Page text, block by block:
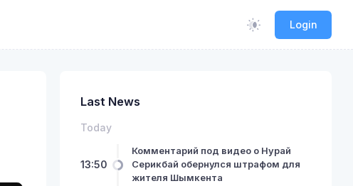
Login
Last News
Today
13:50
Комментарий под видео о Нурай
Серикбай обернулся штрафом для
жителя Шымкента